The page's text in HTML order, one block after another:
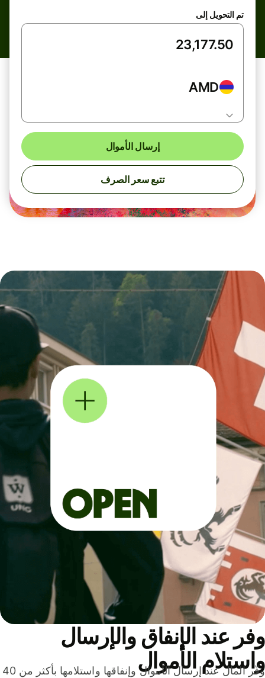
تم التحويل إلى
AMD
إرسال الأموال
تتبع سعر الصرف
عند الإنفاق والإرسال
الأموال
وفّر المال عند إرسال الأموال وإنفاقها واستلامها بأكثر من 40